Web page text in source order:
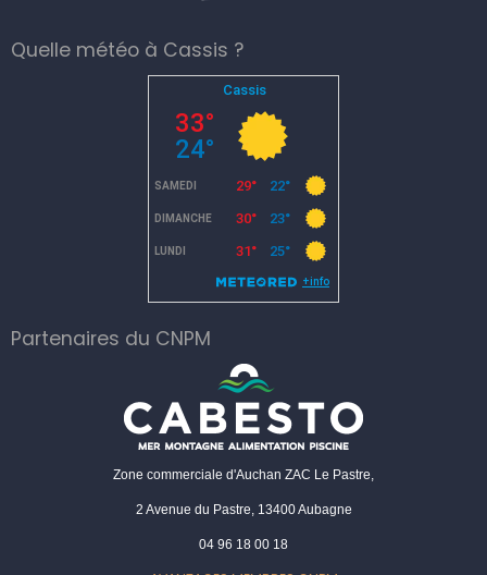
Quelle météo à Cassis ?
Partenaires du CNPM
Zone commerciale d'Auchan ZAC Le Pastre,
2 Avenue du Pastre, 13400 Aubagne
04 96 18 00 18